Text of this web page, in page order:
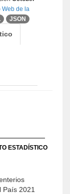
Web de la
JSON
ESTADÍSTICO
País 2021